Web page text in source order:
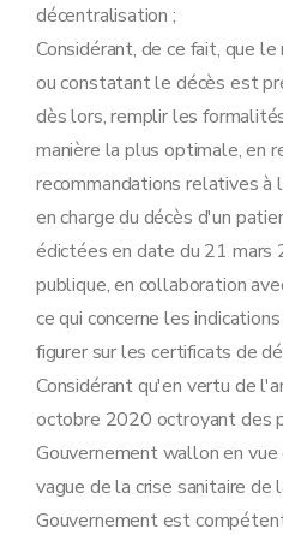
décentralisation ;
Considérant, de ce fait, que
ou constatant le décès est
dès lors, remplir les
manière la plus optimale, en
recommandations relatives à
en charge du décès d'un
édictées en date du 21 mars
publique, en collaboration
ce qui concerne les
figurer sur les certificats de
Considérant qu'en vertu de
octobre 2020 octroyant des
Gouvernement wallon en
vague de la crise sanitaire de
Gouvernement est